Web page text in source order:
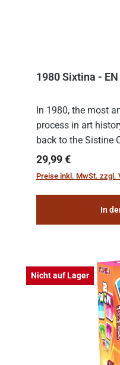
1980 Sixtina - EN
In 1980, the most
process in art
back to the Sistine
team of experts
the meticulous job
Regulärer Preis:
29,99 €
Preise inkl. MwSt. zzgl.
In
Nicht auf Lager